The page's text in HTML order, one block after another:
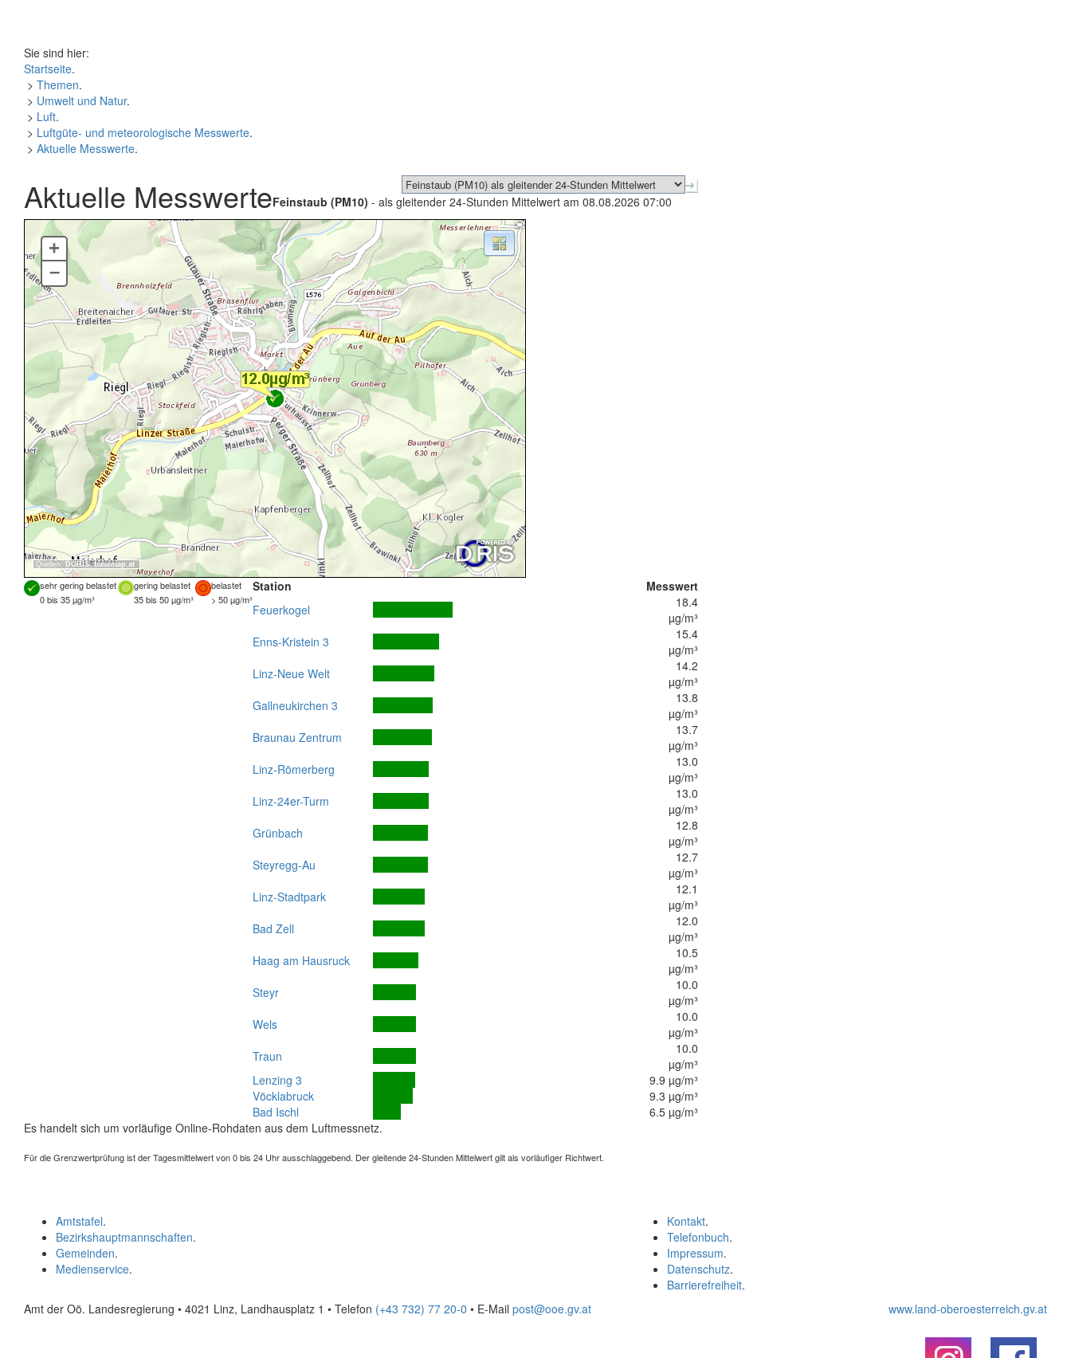
Sie sind hier:
Startseite.
> Themen.
> Umwelt und Natur.
> Luft.
> Luftgüte- und meteorologische Messwerte.
> Aktuelle Messwerte.
Aktuelle MesswerteFeinstaub (PM10) - als gleitender 24-Stunden Mittelwert am 08.08.2026 07:00
Quellen: DORIS,basemap.at
+
–
sehr gering belastet gering belastet
belastet
0 bis 35 µg/m³
35 bis 50 µg/m³ > 50 µg/m³
Station
Messwert
Feuerkogel
18.4
µg/m³
Enns-Kristein 3
15.4
µg/m³
Linz-Neue Welt
14.2
µg/m³
Gallneukirchen 3
13.8
µg/m³
Braunau Zentrum
13.7
µg/m³
Linz-Römerberg
13.0
µg/m³
Linz-24er-Turm
13.0
µg/m³
Grünbach
12.8
µg/m³
Steyregg-Au
12.7
µg/m³
Linz-Stadtpark
12.1
µg/m³
Bad Zell
12.0
µg/m³
Haag am Hausruck
10.5
µg/m³
Steyr
10.0
µg/m³
Wels
10.0
µg/m³
Traun
10.0
µg/m³
Lenzing 3
9.9 µg/m³
Vöcklabruck
9.3 µg/m³
Bad Ischl
6.5 µg/m³
Es handelt sich um vorläufige Online-Rohdaten aus dem Luftmessnetz.
Für die Grenzwertprüfung ist der Tagesmittelwert von 0 bis 24 Uhr ausschlaggebend. Der gleitende 24-Stunden Mittelwert gilt als vorläufiger Richtwert.
Kontakt.
Telefonbuch.
Impressum.
Datenschutz.
Barrierefreiheit.
Amtstafel.
Bezirkshauptmannschaften.
Gemeinden.
Medienservice.
Amt der Oö. Landesregierung • 4021 Linz, Landhausplatz 1 • Telefon (+43 732) 77 20-0 • E-Mail post@ooe.gv.at www.land-oberoesterreich.gv.at